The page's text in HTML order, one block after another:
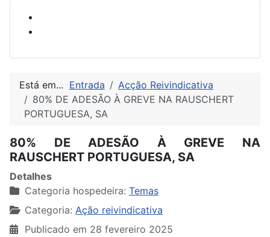
Está em... Entrada
Acção Reivindicativa
80% DE ADESÃO À GREVE NA RAUSCHERT
PORTUGUESA, SA
80% DE ADESÃO À GREVE NA
RAUSCHERT PORTUGUESA, SA
Detalhes
Categoria hospedeira: Temas
Categoria: Ação reivindicativa
Publicado em 28 fevereiro 2025